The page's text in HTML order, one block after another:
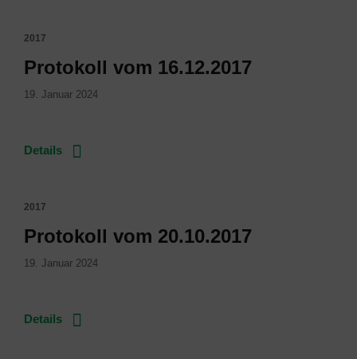
2017
Protokoll vom 16.12.2017
19. Januar 2024
Details
2017
Protokoll vom 20.10.2017
19. Januar 2024
Details